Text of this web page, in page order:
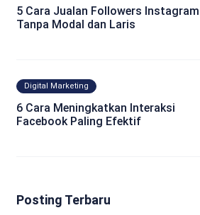
5 Cara Jualan Followers Instagram
Tanpa Modal dan Laris
Digital Marketing
6 Cara Meningkatkan Interaksi
Facebook Paling Efektif
Posting Terbaru